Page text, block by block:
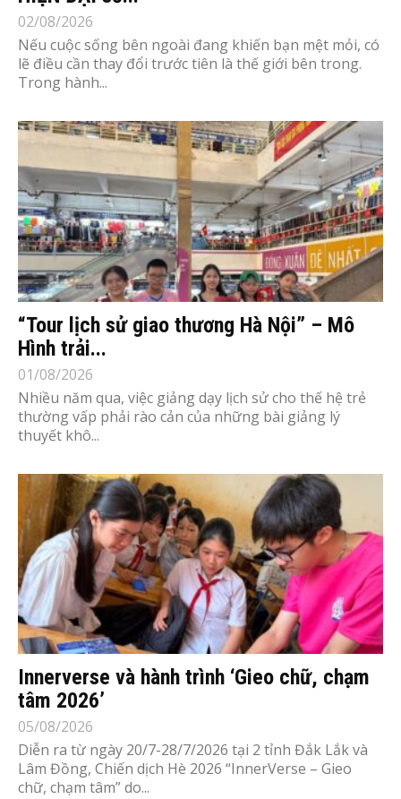
02/08/2026
Nếu cuộc sống bên ngoài đang khiến bạn mệt mỏi, có
lẽ điều cần thay đổi trước tiên là thế giới bên trong.
Trong hành...
“Tour lịch sử giao thương Hà Nội” – Mô
Hình trải...
01/08/2026
Nhiều năm qua, việc giảng dạy lịch sử cho thế hệ trẻ
thường vấp phải rào cản của những bài giảng lý
thuyết khô...
Innerverse và hành trình ‘Gieo chữ, chạm
tâm 2026’
05/08/2026
Diễn ra từ ngày 20/7-28/7/2026 tại 2 tỉnh Đắk Lắk và
Lâm Đồng, Chiến dịch Hè 2026 “InnerVerse – Gieo
chữ, chạm tâm” do...